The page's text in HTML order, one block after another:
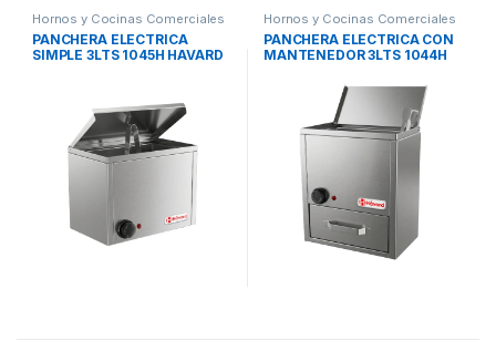
Hornos y Cocinas Comerciales
PANCHERA ELECTRICA
SIMPLE 3LTS 1045H HAVARD
Hornos y Cocinas Comerciales
PANCHERA ELECTRICA CON
MANTENEDOR 3LTS 1044H